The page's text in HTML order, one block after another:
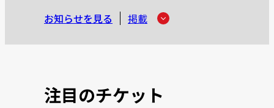
お知らせを見る 掲載
注目のチケット